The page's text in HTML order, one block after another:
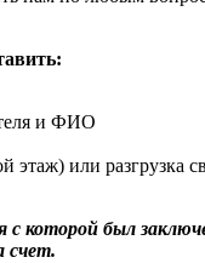
и ФИО
этаж) или разгрузка
которой был
счет.